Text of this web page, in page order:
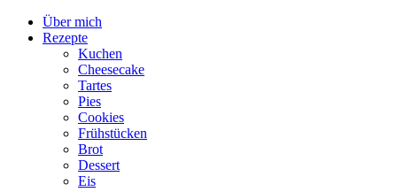
Über mich
Rezepte
Kuchen
Cheesecake
Tartes
Pies
Cookies
Frühstücken
Brot
Dessert
Eis